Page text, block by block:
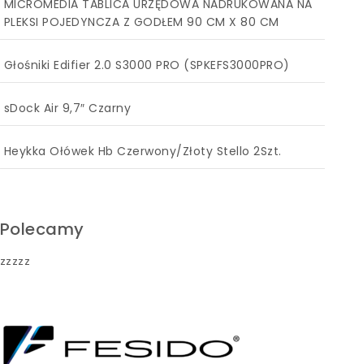
MICROMEDIA TABLICA URZĘDOWA NADRUKOWANA NA
PLEKSI POJEDYNCZA Z GODŁEM 90 CM X 80 CM
Głośniki Edifier 2.0 S3000 PRO (SPKEFS3000PRO)
sDock Air 9,7″ Czarny
Heykka Ołówek Hb Czerwony/Złoty Stello 2Szt.
Polecamy
zzzzz